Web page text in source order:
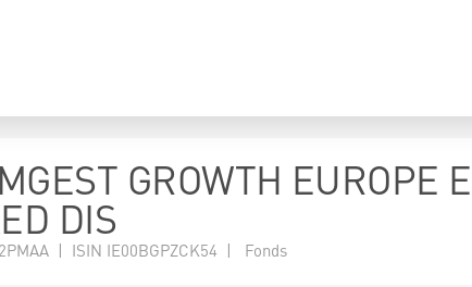
GROWTH EUROPE
DIS
| ISIN IE00BGPZCK54 | Fonds